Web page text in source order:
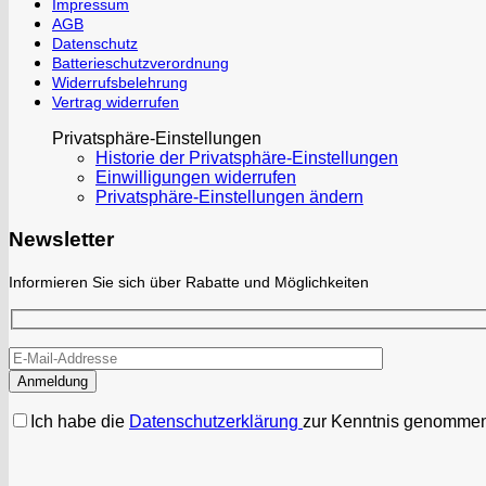
Impressum
AGB
Datenschutz
Batterieschutzverordnung
Widerrufsbelehrung
Vertrag widerrufen
Privatsphäre-Einstellungen
Historie der Privatsphäre-Einstellungen
Einwilligungen widerrufen
Privatsphäre-Einstellungen ändern
Newsletter
Informieren Sie sich über Rabatte und Möglichkeiten
Ich habe die Datenschutzerklärung zur Kenntnis